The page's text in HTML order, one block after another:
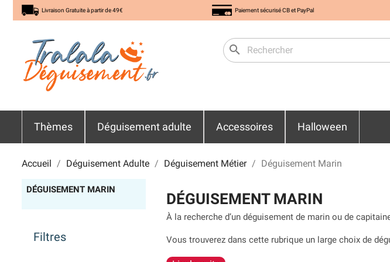
Livraison Gratuite à partir de 49€ Paiement sécurisé CB et PayPal
search
Thèmes Déguisement adulte Accessoires Halloween
Accueil Déguisement Adulte Déguisement Métier Déguisement Marin
DÉGUISEMENT MARIN
Filtres
DÉGUISEMENT MARIN
À la recherche d’un déguisement de marin ou de
Vous trouverez dans cette rubrique un large choix de